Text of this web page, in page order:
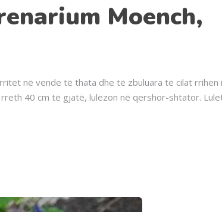
Moench,
në vende të thata dhe të zbuluara të cilat rrihen
40 cm të gjatë, lulëzon në qershor-shtator.